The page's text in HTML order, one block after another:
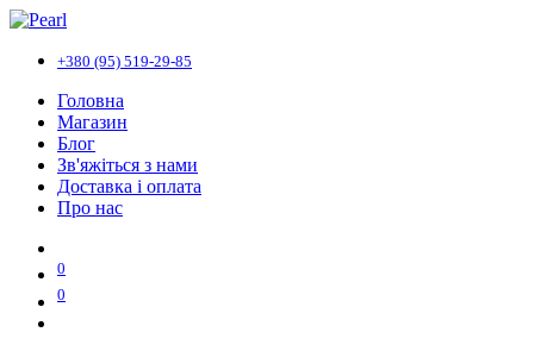
+380 (95) 519-29-85
Головна
Магазин
Блог
Зв'яжіться з нами
Доставка і оплата
Про нас
0
0